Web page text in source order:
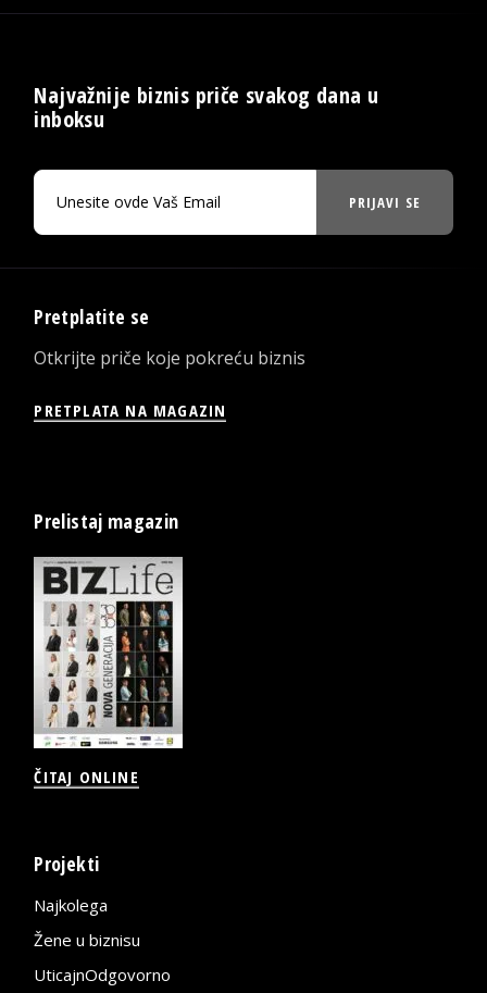
Najvažnije biznis priče svakog dana u
inboksu
PRIJAVI SE
Pretplatite se
Otkrijte priče koje pokreću biznis
PRETPLATA NA MAGAZIN
Prelistaj magazin
ČITAJ ONLINE
Projekti
Najkolega
Žene u biznisu
UticajnOdgovorno